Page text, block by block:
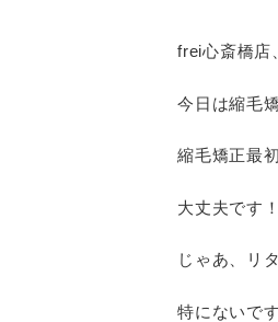
frei心斎橋店
今日は縮毛
縮毛矯正最
大丈夫です
じゃあ、リ
特にないで